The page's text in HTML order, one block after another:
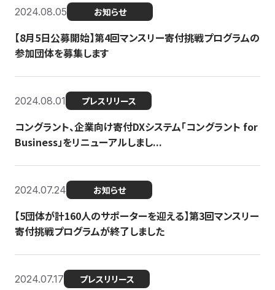
2024.08.05 お知らせ
【8月5日公募開始】第4回マンスリー寄付挑戦プログラムの
参加団体を募集します
2024.08.01 プレスリリース
コングラント、企業向け寄付DXシステム「コングラント for
Business」をリニューアルしまし...
2024.07.24 お知らせ
【5団体が計160人のサポーターを迎える】​​第3回マンスリー
寄付挑戦プログラムが終了しました
2024.07.17 プレスリリース